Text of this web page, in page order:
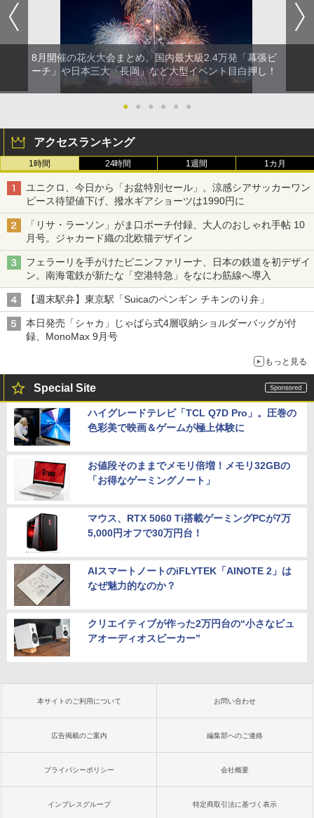
8月開催の花火大会まとめ。国内最大級2.4万発「幕張ビ
ーチ」や日本三大「長岡」など大型イベント目白押し！
● ● ● ● ● ●
アクセスランキング
1時間 24時間 1週間 1カ月
ユニクロ、今日から「お盆特別セール」。涼感シアサッカーワン
ピース待望値下げ、撥水ギアショーツは1990円に
「リサ・ラーソン」がま口ポーチ付録、大人のおしゃれ手帖 10
月号。ジャカード織の北欧猫デザイン
フェラーリを手がけたピニンファリーナ、日本の鉄道を初デザイ
ン。南海電鉄が新たな「空港特急」をなにわ筋線へ導入
【週末駅弁】東京駅「Suicaのペンギン チキンのり弁」
本日発売「シャカ」じゃばら式4層収納ショルダーバッグが付
録、MonoMax 9月号
もっと見る
Special Site
ハイグレードテレビ「TCL Q7D Pro」。圧巻の
色彩美で映画＆ゲームが極上体験に
お値段そのままでメモリ倍増！メモリ32GBの
「お得なゲーミングノート」
マウス、RTX 5060 Ti搭載ゲーミングPCが7万
5,000円オフで30万円台！
AIスマートノートのiFLYTEK「AINOTE 2」は
なぜ魅力的なのか？
クリエイティブが作った2万円台の“小さなピュ
アオーディオスピーカー”
本サイトのご利用について お問い合わせ
広告掲載のご案内 編集部へのご連絡
プライバシーポリシー 会社概要
インプレスグループ 特定商取引法に基づく表示